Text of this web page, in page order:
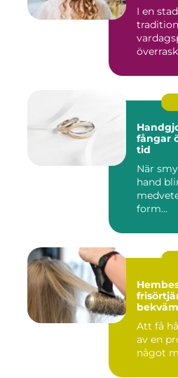
I en
fångar
tid
När
hand
form...
Att få
av en
något